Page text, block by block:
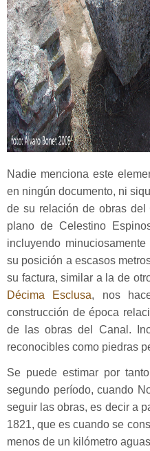
Nadie menciona este
en ningún documento, ni
de su relación de obras del
plano de Celestino
incluyendo
su posición a escasos
su factura, similar a la de
Décima Esclusa, nos
construcción de época
de las obras del Canal.
reconocibles como piedras
Se puede estimar por
segundo período, cuando
seguir las obras, es decir a
1821, que es cuando se
menos de un kilómetro